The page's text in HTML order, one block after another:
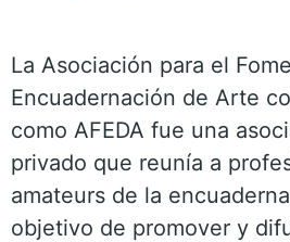
La Asociación para el
Encuadernación de Arte
como AFEDA fue una
privado que reunía a
amateurs de la
objetivo de promover y